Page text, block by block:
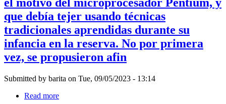
o
experiencia
de
primera
mano
con
una
investigación
las
desplazamiento,
desarraigo
y
pérdida
de
comunidad,
puede
las
que debía tejer usando técnicas
tradicionales aprendidas durante su
infancia en la reserva. No por primera
vez, se propusieron afin
Submitted by barita on Tue, 09/05/2023 - 13:14
Read more